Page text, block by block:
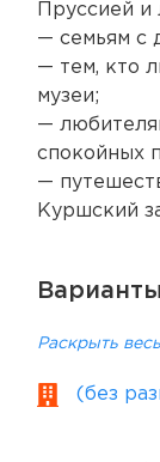
Пруссией и
— семьям с
— тем, кто
музеи;
—
спокойных
—
Куршский
Раскрыть
(без